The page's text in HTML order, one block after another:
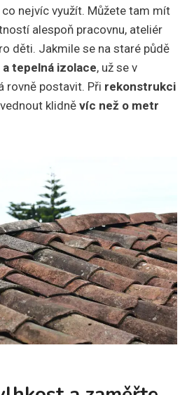
nejvíc využít. Můžete tam mít
alespoň pracovnu, ateliér
děti. Jakmile se na staré půdě
a tepelná izolace, už se v
rovně postavit. Při rekonstrukci
klidně víc než o metr